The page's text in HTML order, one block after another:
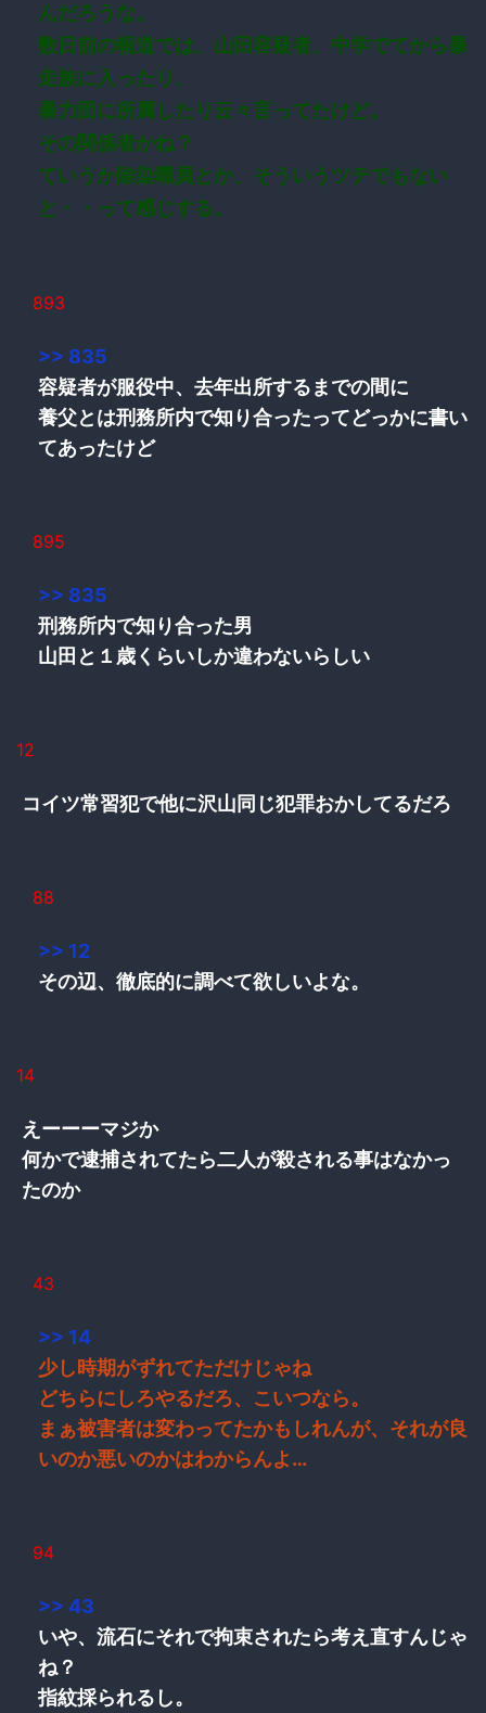
んだろうな。
数日前の報道では、山田容疑者、中学でてから暴
走族に入ったり、
暴力団に所属したり云々言ってたけど。
その関係者かね？
ていうか除染職員とか、そういうツテでもない
と・・って感じする。
893
>> 835
容疑者が服役中、去年出所するまでの間に
養父とは刑務所内で知り合ったってどっかに書い
てあったけど
895
>> 835
刑務所内で知り合った男
山田と１歳くらいしか違わないらしい
12
コイツ常習犯で他に沢山同じ犯罪おかしてるだろ
88
>> 12
その辺、徹底的に調べて欲しいよな。
14
えーーーマジか
何かで逮捕されてたら二人が殺される事はなかっ
たのか
43
>> 14
少し時期がずれてただけじゃね
どちらにしろやるだろ、こいつなら。
まぁ被害者は変わってたかもしれんが、それが良
いのか悪いのかはわからんよ…
94
>> 43
いや、流石にそれで拘束されたら考え直すんじゃ
ね？
指紋採られるし。